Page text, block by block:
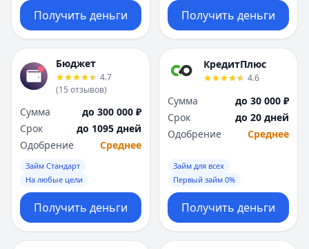
Получить деньги Получить деньги
Бюджет
4.7
(15 отзывов)
Сумма
до 300 000 ₽
Срок
до 1095 дней
Одобрение
Среднее
Займ Стандарт
На любые цели
Получить деньги
КредитПлюс
4.6
Сумма
до 30 000 ₽
Срок
до 20 дней
Одобрение
Среднее
Займ для всех
Первый займ 0%
Получить деньги